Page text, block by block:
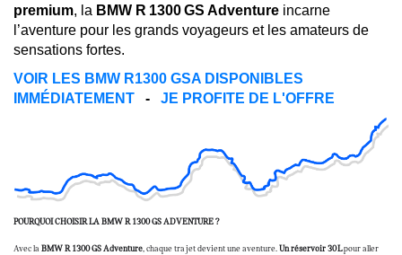
premium, la BMW R 1300 GS Adventure incarne
l’aventure pour les grands voyageurs et les amateurs de
sensations fortes.
VOIR LES BMW R1300 GSA DISPONIBLES
IMMÉDIATEMENT - JE PROFITE DE L'OFFRE
POURQUOI CHOISIR LA BMW R 1300 GS ADVENTURE ?
Avec la BMW R 1300 GS Adventure, chaque trajet devient une aventure.Un réservoir 30 Lpour aller